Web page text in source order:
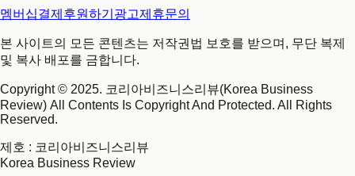
멤버십결제 후원하기 광고제휴문의
본 사이트의 모든 콘텐츠는 저작권법 보호를 받으며, 무단 복제
및 복사 배포를 금합니다.
Copyright © 2025. 코리아비즈니스리뷰(Korea Business
Review) All Contents Is Copyright And Protected. All Rights
Reserved.
제호 : 코리아비즈니스리뷰
Korea Business Review